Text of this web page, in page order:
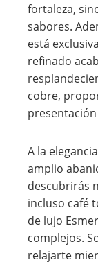
fortaleza,
sabores.
está
refinado
cobre,
A la
amplio
descubrirás
incluso café
de lujo
complejos.
relajarte